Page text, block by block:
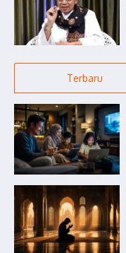
Terbaru